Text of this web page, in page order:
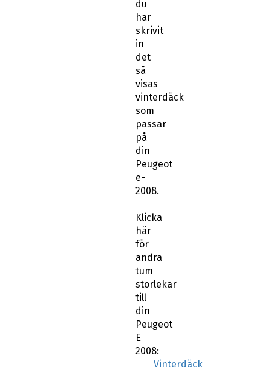
det
så
visas
vinterdäck
som
passar
på
din
Peugeot
e-
2008.
Klicka
här
för
tum
storlekar
till
din
Peugeot
E
2008:
Peugeot
2008